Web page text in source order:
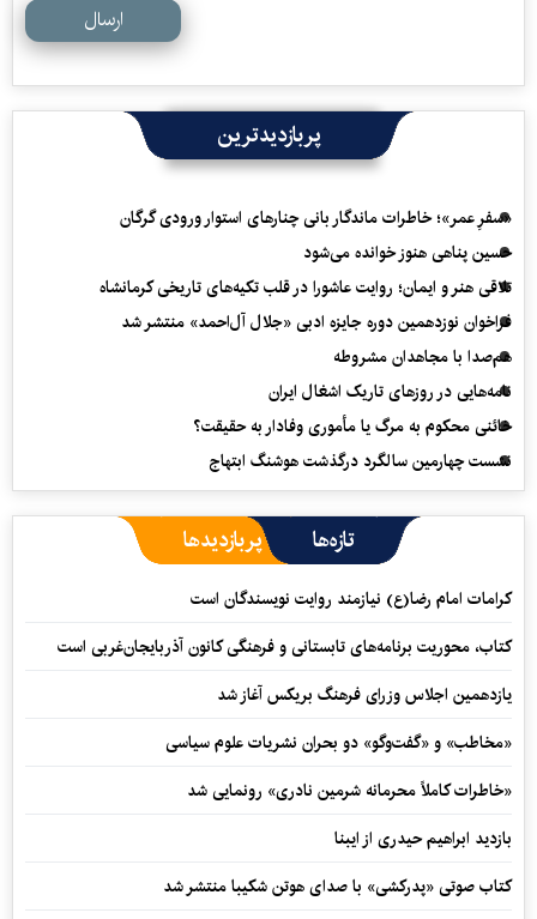
ارسال
پربازدیدترین
«سفرِ عمر»؛ خاطرات ماندگار بانی چنارهای استوار ورودی گرگان
حسین پناهی هنوز خوانده می‌شود
تلاقی هنر و ایمان؛ روایت عاشورا در قلب تکیه‌های تاریخی کرمانشاه
فراخوان نوزدهمین دوره جایزه ادبی «جلال آل‌احمد» منتشر شد
هم‌صدا با مجاهدان مشروطه
نامه‌هایی در روزهای تاریک اشغال ایران
خائنی محکوم به مرگ یا مأموری وفادار به حقیقت؟
نشست چهارمین سالگرد درگذشت هوشنگ ابتهاج
تازه‌ها پربازدیدها
کرامات امام رضا(ع) نیازمند روایت نویسندگان است
کتاب، محوریت برنامه‌های تابستانی و فرهنگی کانون آذربایجان‌غربی است
یازدهمین اجلاس وزرای فرهنگ بریکس آغاز شد
«مخاطب» و «گفت‌وگو» دو بحران نشریات علوم سیاسی
«خاطرات کاملاً محرمانه شرمین نادری» رونمایی شد
بازدید ابراهیم حیدری از ایبنا
کتاب صوتی «پدرکشی» با صدای هوتن شکیبا منتشر شد